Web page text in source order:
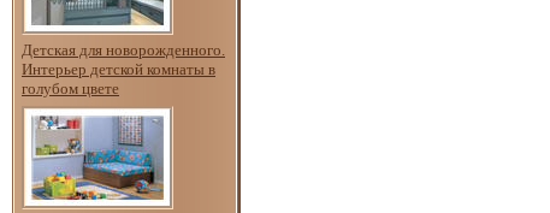
Детская для новорожденного.
Интерьер детской комнаты в
голубом цвете